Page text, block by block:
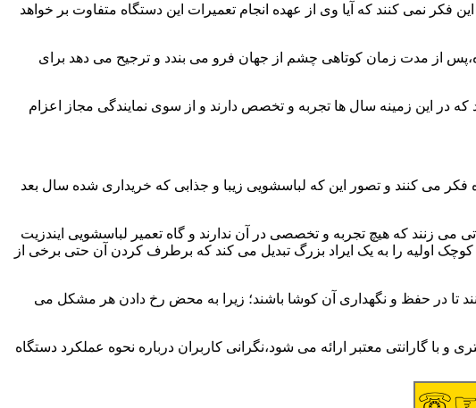
فکر نمی کنند که آیا وی از عهده انجام تعمیرات این دستگاه متفاوت بر خواهد
از مدت زمان کوتاهی چشم از جهان فرو می بندد و ترجیح می دهد برای
که در این زمینه سال ها تجربه و تخصص دارند و از سوی نمایندگی مجاز اعزام
فکر می کنند و تصور این که لباسشویی زیبا و جذابی که خریداری شده سال بعد
زنند که هیچ تجربه و تخصصی در آن ندارند و گاه تعمیر لباسشویی ایندزیت
اولیه را به یک ایراد بزرگ تبدیل می کند که برطرف کردن آن حتی برخی از
تا در حفظ و نگهداری آن کوشا باشند؛ زیرا به محض رخ دادن هر مشکل می
و با گارانتی معتبر ارائه می شود،نگرانی کاربران درباره نحوه عملکرد دستگاه